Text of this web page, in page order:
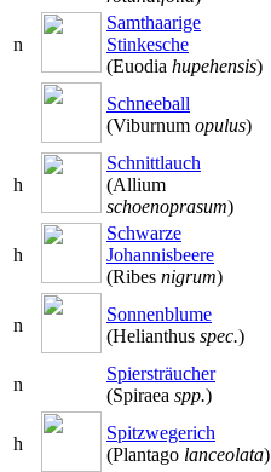
n
Samthaarige
Stinkesche
(Euodia hupehensis)
Schneeball
(Viburnum opulus)
h
Schnittlauch
(Allium
schoenoprasum)
h
Schwarze
Johannisbeere
(Ribes nigrum)
n
Sonnenblume
(Helianthus spec.)
n
Spiersträucher
(Spiraea spp.)
h
Spitzwegerich
(Plantago lanceolata)